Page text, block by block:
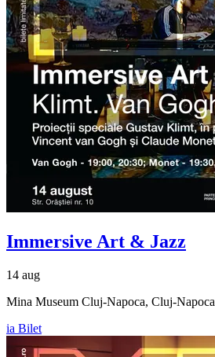
Immersive Art & Jazz
14 aug
Mina Museum Cluj-Napoca, Cluj-Napoca
ia Bilet